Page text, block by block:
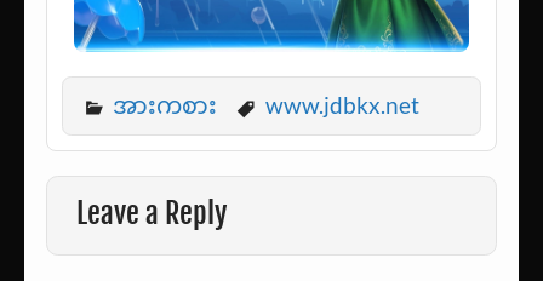
အားကစား www.jdbkx.net
Leave a Reply